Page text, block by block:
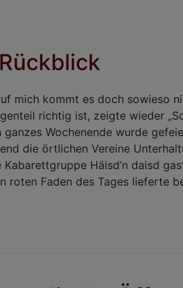
mich kommt es doch sowieso
richtig ist, zeigte wieder
ganzes Wochenende wurde
die örtlichen Vereine
Kabarettgruppe Häisd’n daisd
roten Faden des Tages lieferte